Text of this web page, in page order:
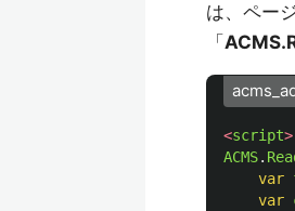
は、ペー
「
<script>
ACMS.
var
var